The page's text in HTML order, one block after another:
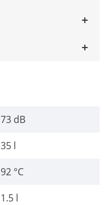
73 dB
35 l
92 °C
1.5 l